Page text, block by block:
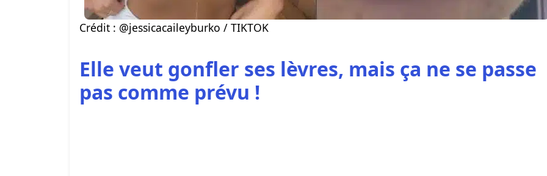
Crédit : @jessicacaileyburko / TIKTOK
Elle veut gonfler ses lèvres, mais ça ne se passe
pas comme prévu !